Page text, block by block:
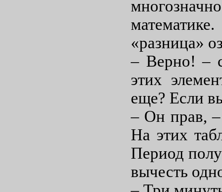
«разница»
– Верно! –
этих
еще? Если
– Он прав,
На этих
Период
вычесть